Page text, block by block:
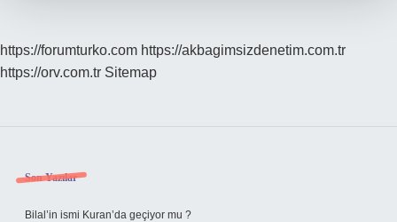
https://forumturko.com https://akbagimsizdenetim.com.tr
https://orv.com.tr Sitemap
Sidebar
Son Yazılar
Bilal’in ismi Kuran’da geçiyor mu ?